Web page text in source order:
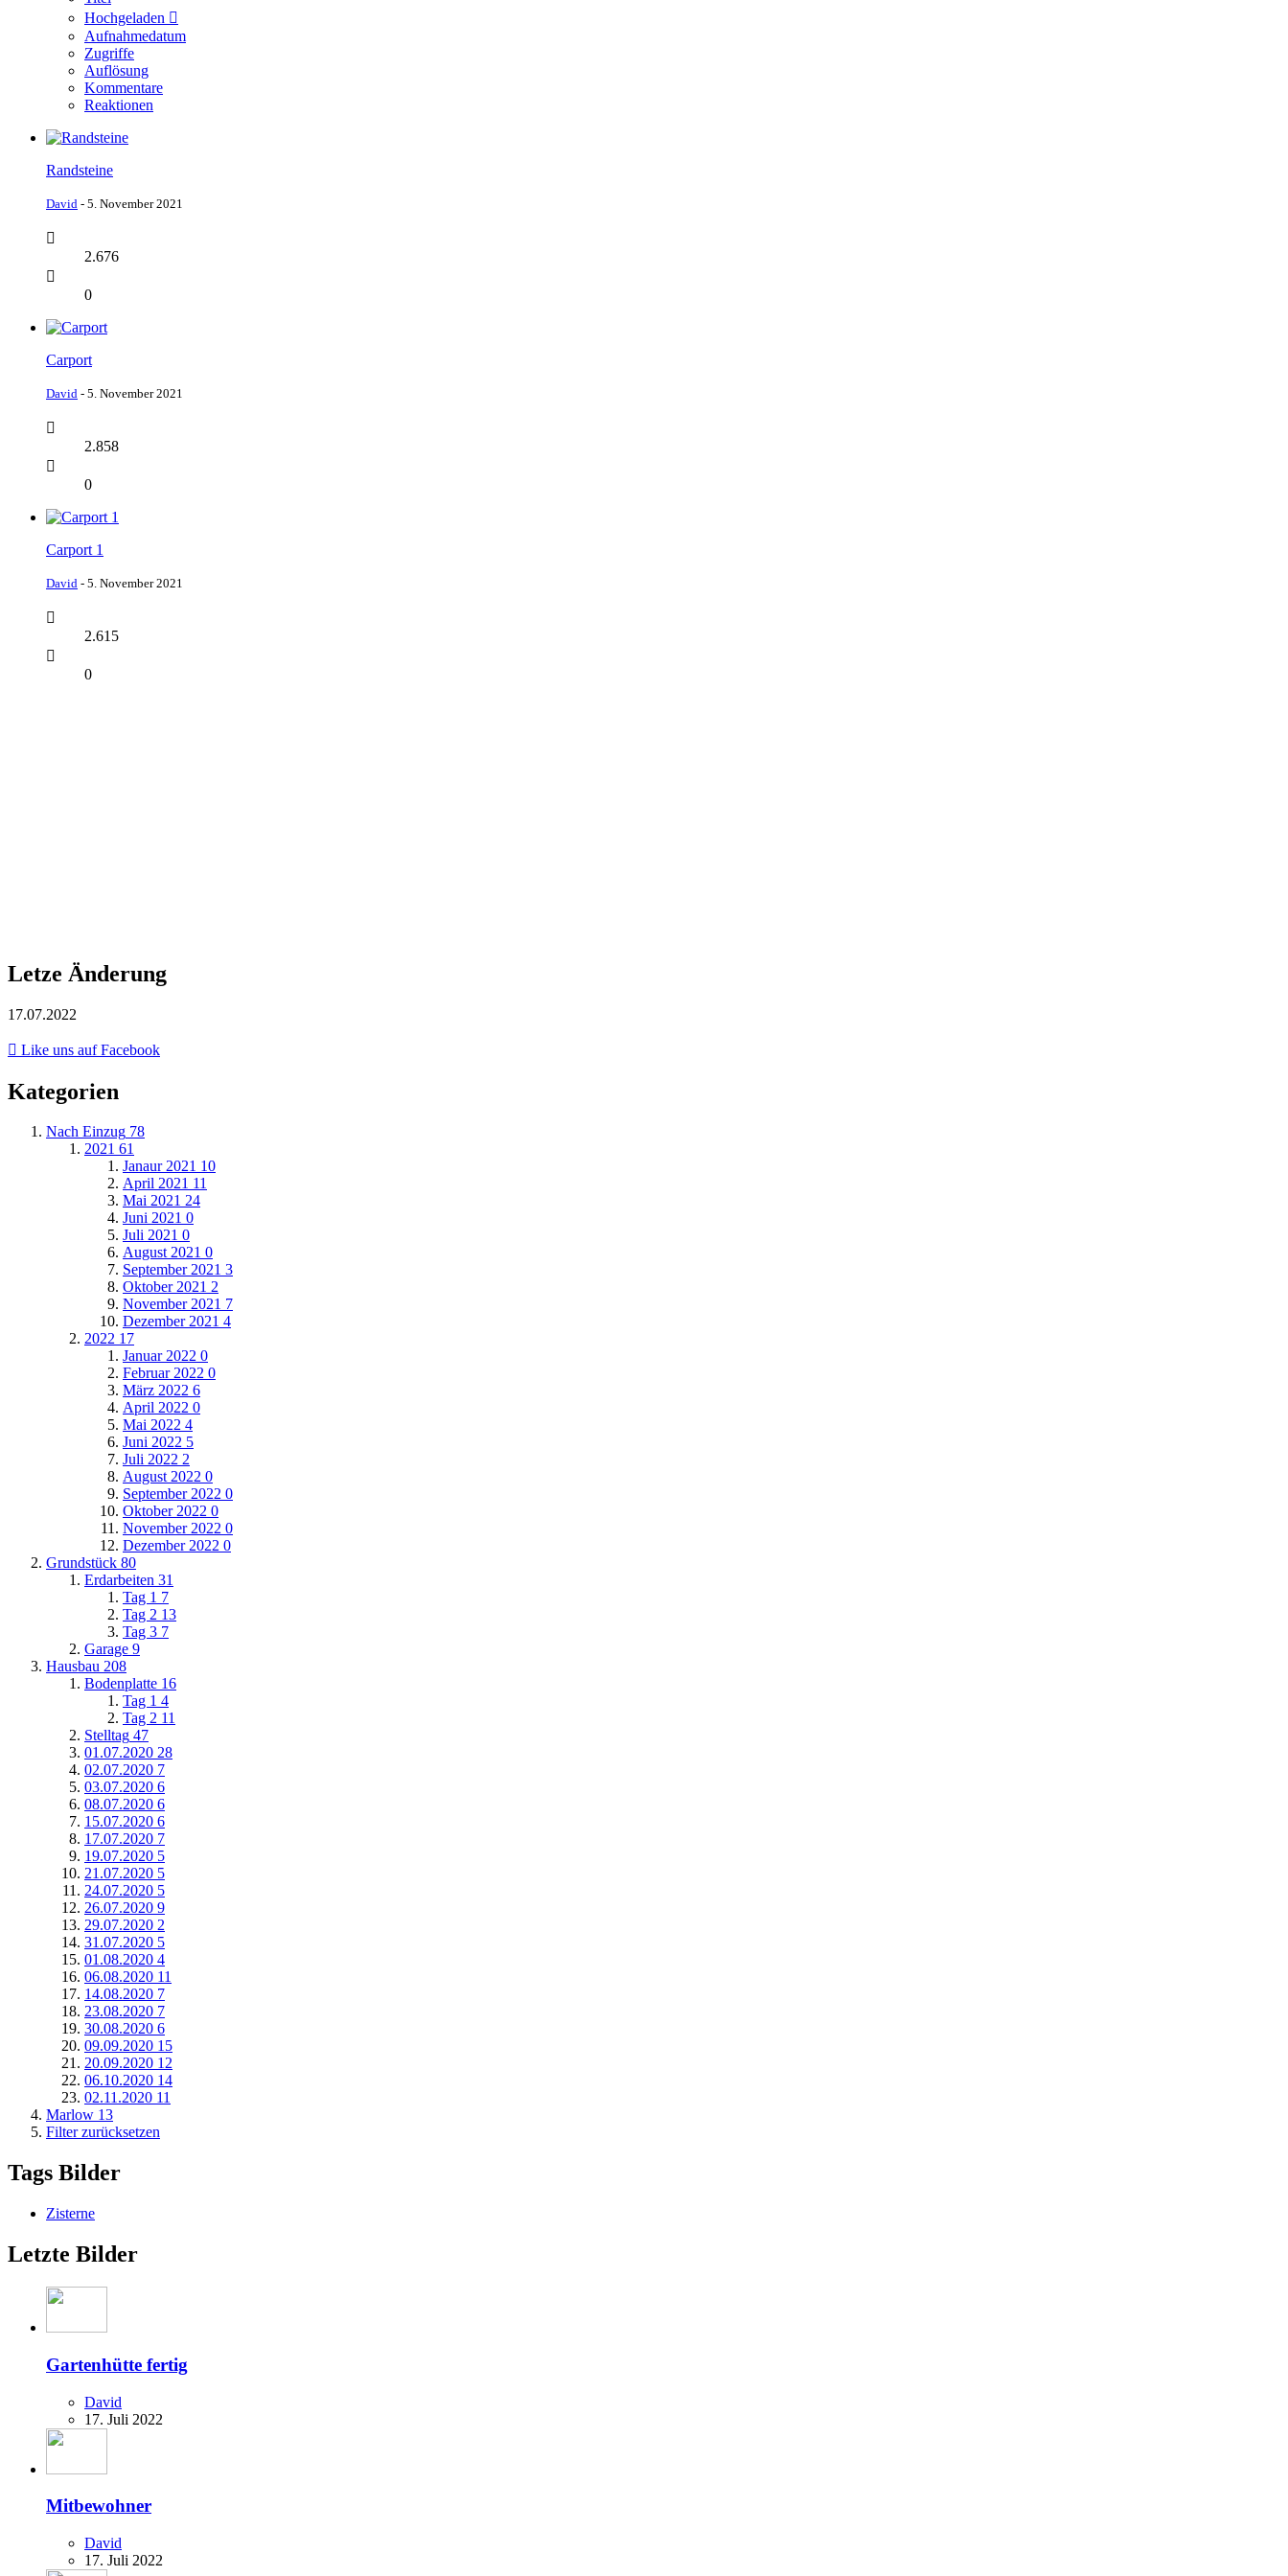
Hochgeladen
Aufnahmedatum
Zugriffe
Auflösung
Kommentare
Reaktionen
Randsteine
David - 5. November 2021
2.676
0
Carport
David - 5. November 2021
2.858
0
Carport 1
David - 5. November 2021
2.615
0
Letze Änderung
17.07.2022
Like uns auf Facebook
Kategorien
Nach Einzug 78
2021 61
Janaur 2021 10
April 2021 11
Mai 2021 24
Juni 2021 0
Juli 2021 0
August 2021 0
September 2021 3
Oktober 2021 2
November 2021 7
Dezember 2021 4
2022 17
Januar 2022 0
Februar 2022 0
März 2022 6
April 2022 0
Mai 2022 4
Juni 2022 5
Juli 2022 2
August 2022 0
September 2022 0
Oktober 2022 0
November 2022 0
Dezember 2022 0
Grundstück 80
Erdarbeiten 31
Tag 1 7
Tag 2 13
Tag 3 7
Garage 9
Hausbau 208
Bodenplatte 16
Tag 1 4
Tag 2 11
Stelltag 47
01.07.2020 28
02.07.2020 7
03.07.2020 6
08.07.2020 6
15.07.2020 6
17.07.2020 7
19.07.2020 5
21.07.2020 5
24.07.2020 5
26.07.2020 9
29.07.2020 2
31.07.2020 5
01.08.2020 4
06.08.2020 11
14.08.2020 7
23.08.2020 7
30.08.2020 6
09.09.2020 15
20.09.2020 12
06.10.2020 14
02.11.2020 11
Marlow 13
Filter zurücksetzen
Tags Bilder
Zisterne
Letzte Bilder
Gartenhütte fertig
David
17. Juli 2022
Mitbewohner
David
17. Juli 2022